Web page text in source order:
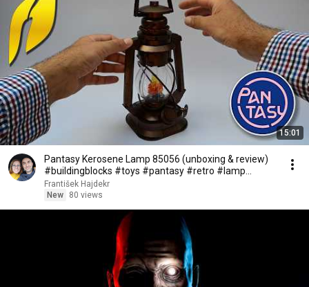
15:01
Pantasy Kerosene Lamp 85056 (unboxing & review)
#buildingblocks #toys #pantasy #retro #lamp
#lantern
František Hajdekr
New
80 views